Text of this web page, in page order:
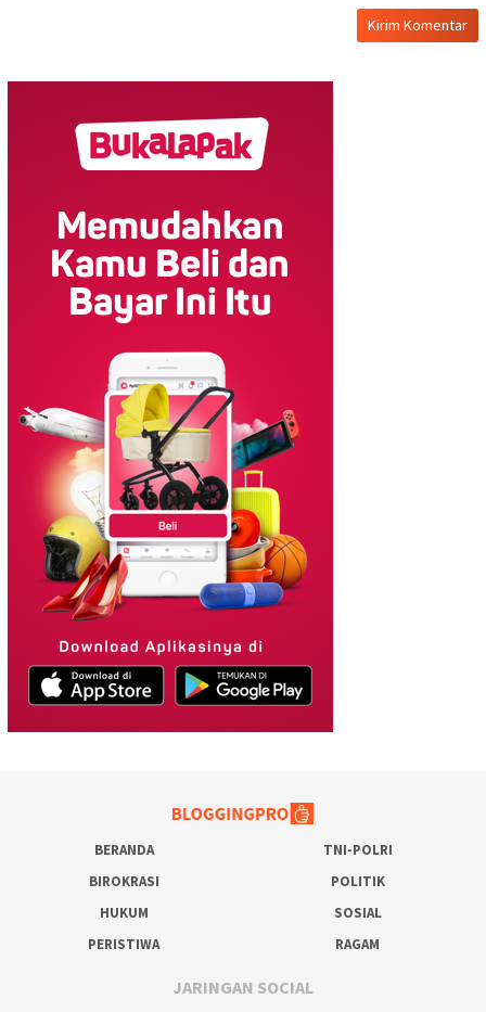
BERANDA
TNI-POLRI
BIROKRASI
POLITIK
HUKUM
SOSIAL
PERISTIWA
RAGAM
JARINGAN SOCIAL